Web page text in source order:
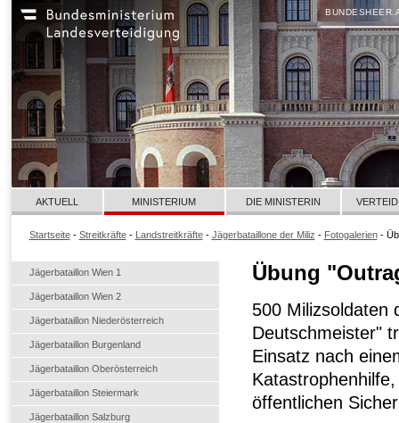
Jägerbataillon Wien 1
Jägerbataillon Wien 2
Jägerbataillon Niederösterreich
Jägerbataillon Burgenland
Jägerbataillon Oberösterreich
Jägerbataillon Steiermark
Jägerbataillon Salzburg
AKTUELL MINISTERIUM DIE MINISTERIN
Startseite- Streitkräfte- Landstreitkräfte- Jägerbataillone der Miliz - Fotogalerien-
Übung
500 Milizsoldaten
Deutschmeister"
Einsatz nach
öffentlichen